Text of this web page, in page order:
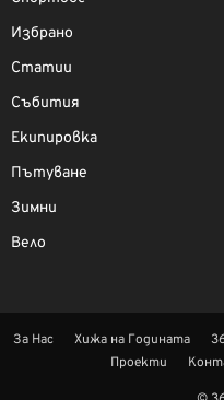
Избрано
Статии
Събития
Екипировка
Пътуване
Зимни
Вело
За Нас Хижа на Годината
Проекти